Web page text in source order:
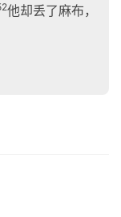
他却丢了麻布，